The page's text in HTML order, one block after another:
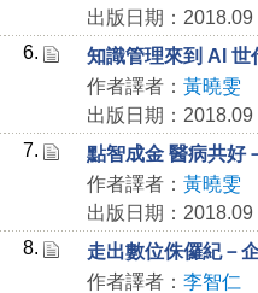
出版日期：2018.09
6.
知識管理來到 AI 世
作者譯者： 黃曉雯
出版日期：2018.09
7.
點智成金 醫病共好
作者譯者： 黃曉雯
出版日期：2018.09
8.
走出數位侏儸紀－
作者譯者： 李智仁